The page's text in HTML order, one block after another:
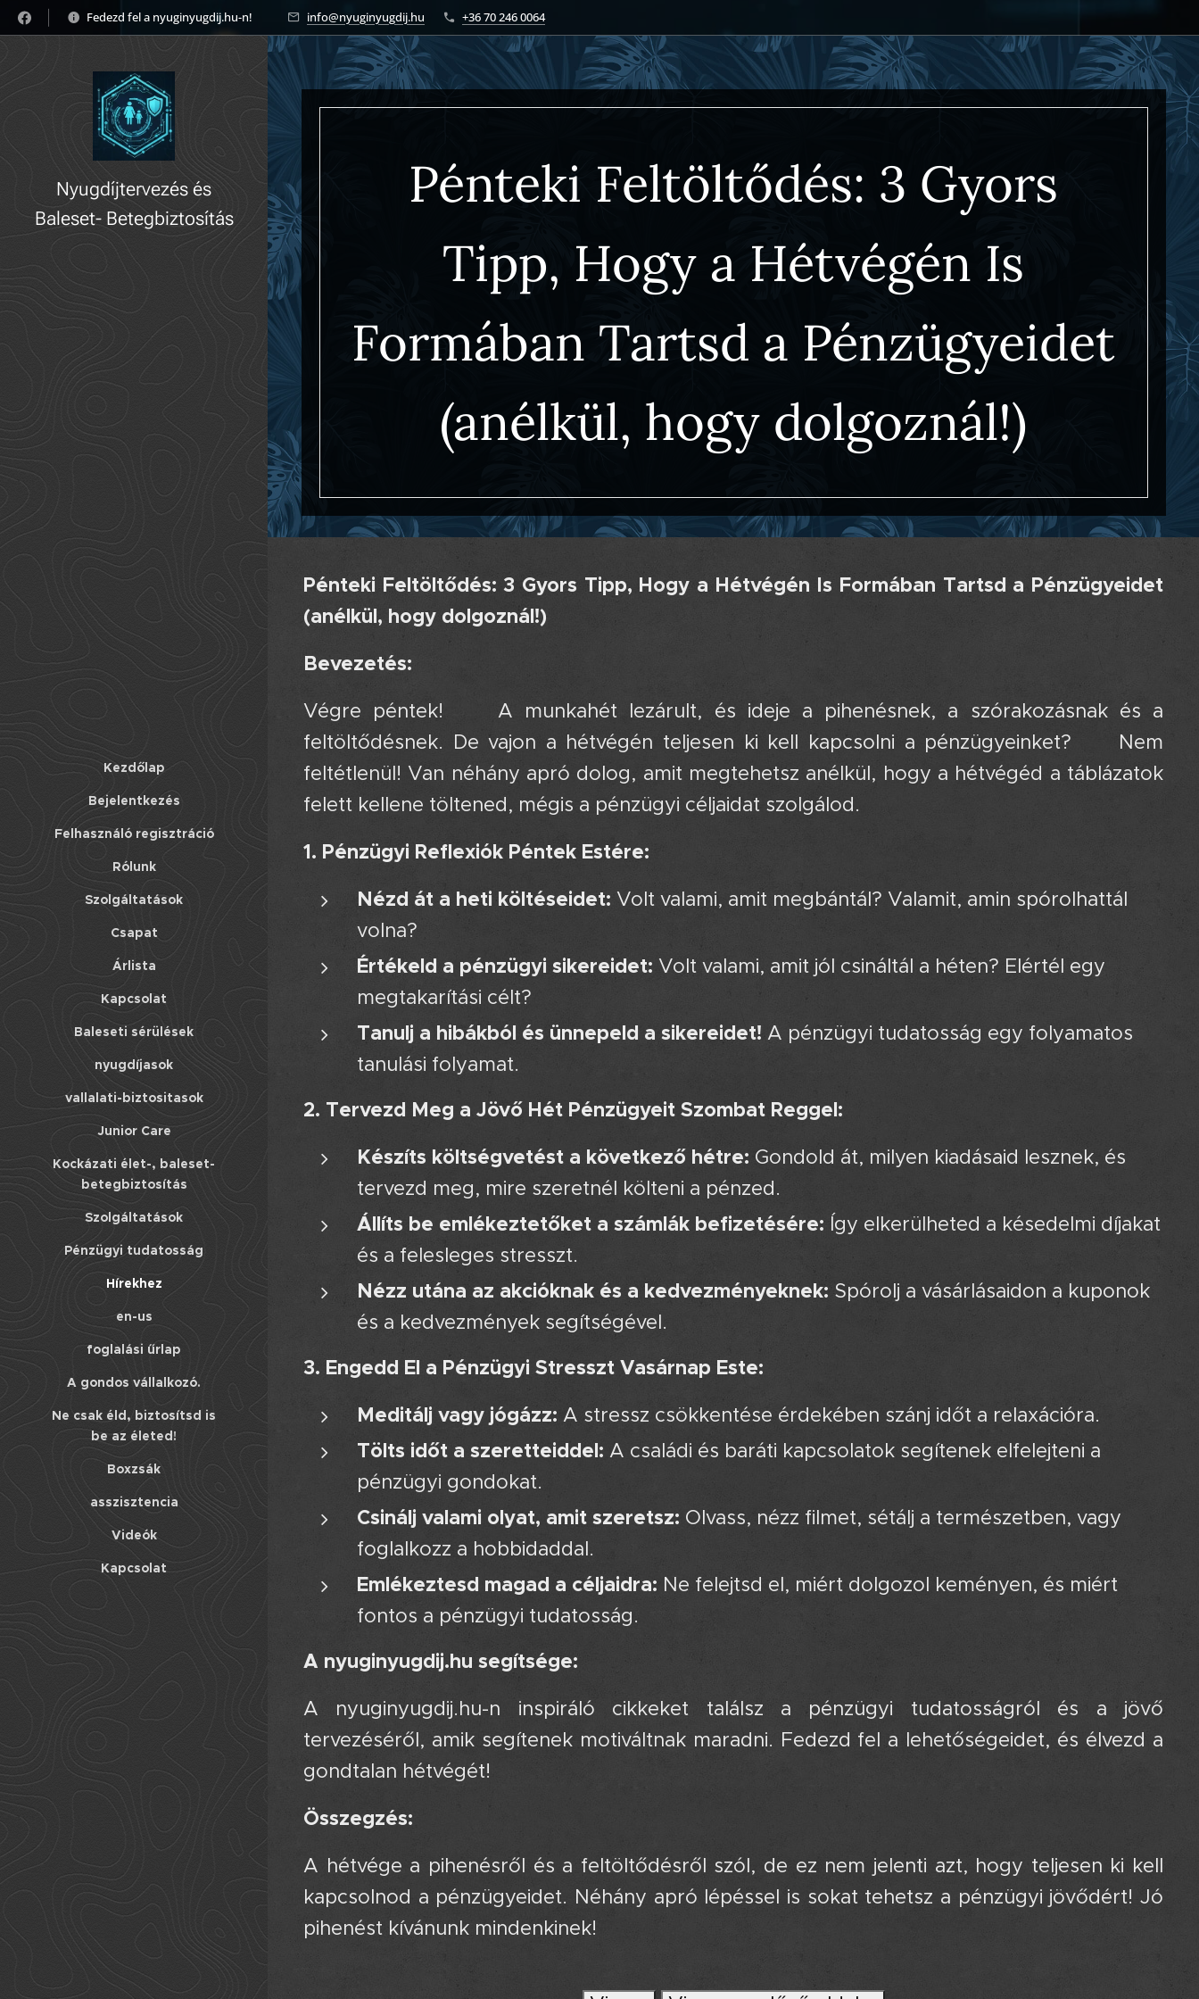
Fedezd fel a nyuginyugdij.hu-n! 🚀 info@nyuginyugdij.hu +36 70 246 0064
Nyugdíjtervezés és
Baleset- Betegbiztosítás
gyorsan, könnyedén!
Kezdőlap
Bejelentkezés
Felhasználó regisztráció
Rólunk
Szolgáltatások
Csapat
Árlista
Kapcsolat
Baleseti sérülések
nyugdíjasok
vallalati-biztositasok
Junior Care
Kockázati élet-, baleset-
betegbiztosítás
Szolgáltatások
Pénzügyi tudatosság
Hírekhez
en-us
foglalási űrlap
A gondos vállalkozó.
Ne csak éld, biztosítsd is
be az életed!
Boxzsák
asszisztencia
Videók
Kapcsolat
Pénteki Feltöltődés: 3 Gyors
Tipp, Hogy a Hétvégén Is
Formában Tartsd a Pénzügyeidet
(anélkül, hogy dolgoznál!)
Pénteki Feltöltődés: 3 Gyors Tipp, Hogy a Hétvégén Is Formában Tartsd a Pénzügyeidet
(anélkül, hogy dolgoznál!)
Bevezetés:
Végre péntek! 🎉 A munkahét lezárult, és ideje a pihenésnek, a szórakozásnak és a
feltöltődésnek. De vajon a hétvégén teljesen ki kell kapcsolni a pénzügyeinket? 🤔 Nem
feltétlenül! Van néhány apró dolog, amit megtehetsz anélkül, hogy a hétvégéd a táblázatok
felett kellene töltened, mégis a pénzügyi céljaidat szolgálod.
1. Pénzügyi Reflexiók Péntek Estére:
Nézd át a heti költéseidet: Volt valami, amit megbántál? Valamit, amin spórolhattál
volna?
Értékeld a pénzügyi sikereidet: Volt valami, amit jól csináltál a héten? Elértél egy
megtakarítási célt?
Tanulj a hibákból és ünnepeld a sikereidet! A pénzügyi tudatosság egy folyamatos
tanulási folyamat.
2. Tervezd Meg a Jövő Hét Pénzügyeit Szombat Reggel:
Készíts költségvetést a következő hétre: Gondold át, milyen kiadásaid lesznek, és
tervezd meg, mire szeretnél költeni a pénzed.
Állíts be emlékeztetőket a számlák befizetésére: Így elkerülheted a késedelmi díjakat
és a felesleges stresszt.
Nézz utána az akcióknak és a kedvezményeknek: Spórolj a vásárlásaidon a kuponok
és a kedvezmények segítségével.
3. Engedd El a Pénzügyi Stresszt Vasárnap Este:
Meditálj vagy jógázz: A stressz csökkentése érdekében szánj időt a relaxációra.
Tölts időt a szeretteiddel: A családi és baráti kapcsolatok segítenek elfelejteni a
pénzügyi gondokat.
Csinálj valami olyat, amit szeretsz: Olvass, nézz filmet, sétálj a természetben, vagy
foglalkozz a hobbidaddal.
Emlékeztesd magad a céljaidra: Ne felejtsd el, miért dolgozol keményen, és miért
fontos a pénzügyi tudatosság.
A nyuginyugdij.hu segítsége:
A nyuginyugdij.hu-n inspiráló cikkeket találsz a pénzügyi tudatosságról és a jövő
tervezéséről, amik segítenek motiváltnak maradni. Fedezd fel a lehetőségeidet, és élvezd a
gondtalan hétvégét!
Összegzés:
A hétvége a pihenésről és a feltöltődésről szól, de ez nem jelenti azt, hogy teljesen ki kell
kapcsolnod a pénzügyeidet. Néhány apró lépéssel is sokat tehetsz a pénzügyi jövődért! Jó
pihenést kívánunk mindenkinek! 😊